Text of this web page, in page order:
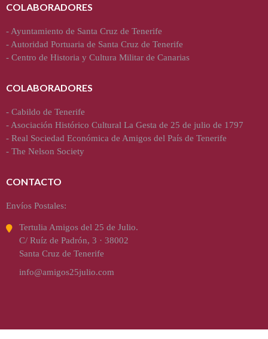
COLABORADORES
- Ayuntamiento de Santa Cruz de Tenerife
- Autoridad Portuaria de Santa Cruz de Tenerife
- Centro de Historia y Cultura Militar de Canarias
COLABORADORES
- Cabildo de Tenerife
- Asociación Histórico Cultural La Gesta de 25 de julio de 1797
- Real Sociedad Económica de Amigos del País de Tenerife
- The Nelson Society
CONTACTO
Envíos Postales:
Tertulia Amigos del 25 de Julio.
C/ Ruíz de Padrón, 3 · 38002
Santa Cruz de Tenerife
info@amigos25julio.com